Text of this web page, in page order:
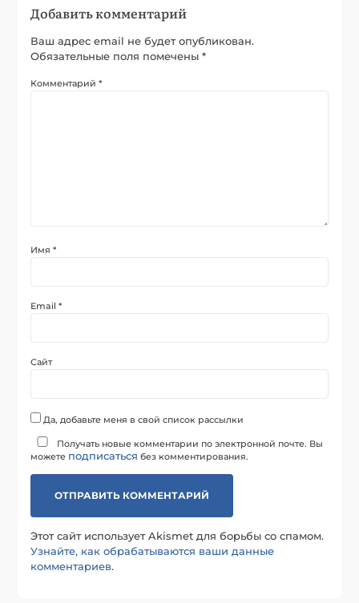
Добавить комментарий
Ваш адрес email не будет опубликован.
Обязательные поля помечены*
Комментарий*
Имя*
Email*
Сайт
Да, добавьте меня в свой список рассылки
Получать новые комментарии по электронной почте. Вы
можете подписаться без комментирования.
Этот сайт использует Akismet для борьбы со спамом.
Узнайте, как обрабатываются ваши данные
комментариев.